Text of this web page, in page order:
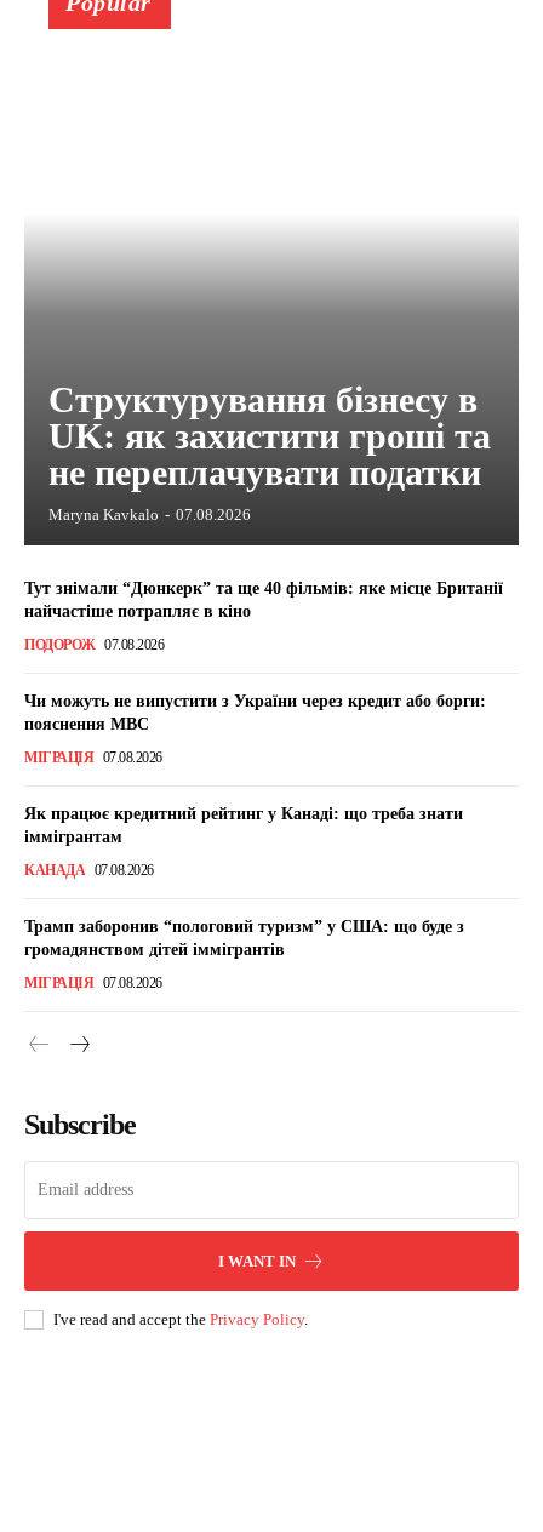
Структурування бізнесу в
UK: як захистити гроші та
не переплачувати податки
Maryna Kavkalo - 07.08.2026
Тут знімали “Дюнкерк” та ще 40 фільмів: яке місце Британії
найчастіше потрапляє в кіно
ПОДОРОЖ 07.08.2026
Чи можуть не випустити з України через кредит або борги:
пояснення МВС
МІГРАЦІЯ 07.08.2026
Як працює кредитний рейтинг у Канаді: що треба знати
іммігрантам
КАНАДА 07.08.2026
Трамп заборонив “пологовий туризм” у США: що буде з
громадянством дітей іммігрантів
МІГРАЦІЯ 07.08.2026
Subscribe
I WANT IN
I've read and accept the Privacy Policy.